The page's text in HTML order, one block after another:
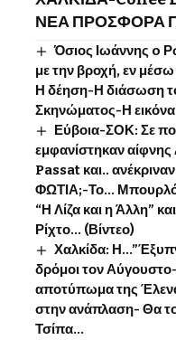
ΝΕΑ ΠΡΟΣΦΟΡΑ
Όσιος Ιωάννης o
με την βροχή, εν
Η δέηση-Η διάσωση
Σκηνώματος-Η
Εύβοια-ΣΟΚ: Σε
εμφανίστηκαν αίφνης
Passat και..
ΦΩΤΙΑ;-Το…
“Η Λίζα και η Άλλη”
Ρίχτο… (Βίντεο)
Χαλκίδα:
δρόμοι τον
αποτύπωμα της
στην ανάπλαση- Θα
Τσίπα…